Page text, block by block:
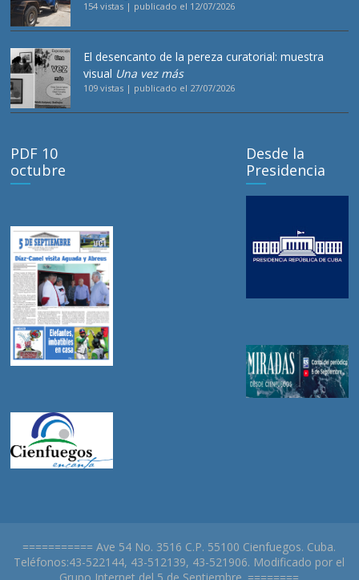
154 vistas | publicado el 12/07/2026
El desencanto de la pereza curatorial: muestra
visual Una vez más
109 vistas | publicado el 27/07/2026
PDF 10
octubre
Desde la
Presidencia
=========== Ave 54 No. 3516 C.P. 55100 Cienfuegos. Cuba.
Teléfonos:43-522144, 43-512139, 43-521906. Modificado por el